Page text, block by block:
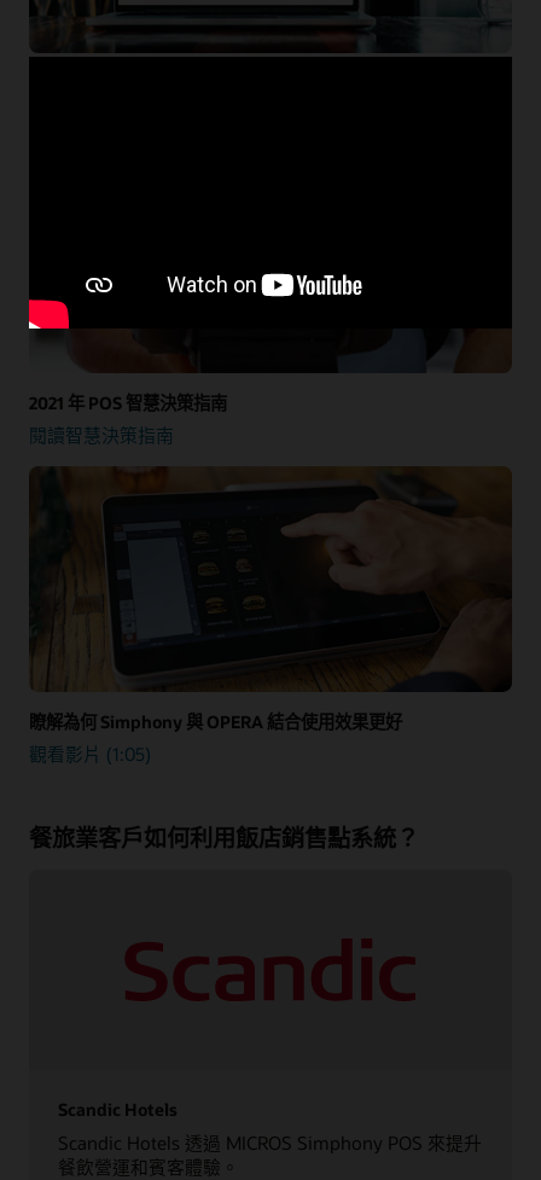
2021 年 POS 智慧決策指南
閱讀智慧決策指南
瞭解為何 Simphony 與 OPERA 結合使用效果更好
觀看影片 (1:05)
餐旅業客戶如何利用飯店銷售點系統？
Scandic Hotels
Scandic Hotels 透過 MICROS Simphony POS 來提升
餐飲營運和賓客體驗。